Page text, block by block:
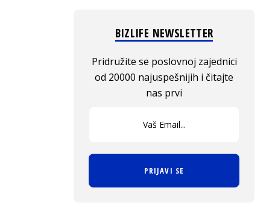
BIZLIFE NEWSLETTER
Pridružite se poslovnoj zajednici
od 20000 najuspešnijih i čitajte
nas prvi
PRIJAVI SE